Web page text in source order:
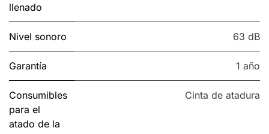
llenado
Nivel sonoro 63 dB
Garantía 1 año
Consumibles
para el
atado de la
Cinta de atadura